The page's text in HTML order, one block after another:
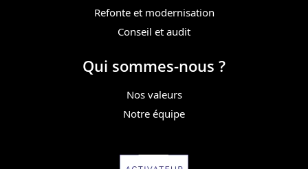
Refonte et modernisation
Conseil et audit
Qui sommes-nous ?
Nos valeurs
Notre équipe